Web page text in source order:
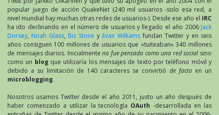
popular juego de acción QuakeNet (240 mil usuarios -solo esa red, a
nivel mundial hay muchas otras redes de usuarios-). Desde ese año el IRC
ha ido declinando en el número de usuarios y llegado el año 2006 Jack
Dorsey, Noah Glass, Biz Stone y Evan Williams fundan Twitter y en seis
años consiguen 100 millones de usuarios que «tuiteaban» 340 millones
de mensajes diarios. Inicialmenteno fue pensada como una red socialsino
como un blogque utilizaría los mensajes de texto por teléfono móvil y
debido a su limitación de 140 caracteres se convirtió de facto en un
microblogging.
Nosotros usamos Twitter desde el año 2011, justo un año después de
haber comenzado a utilizar la tecnología OAuth -desarrollada en las